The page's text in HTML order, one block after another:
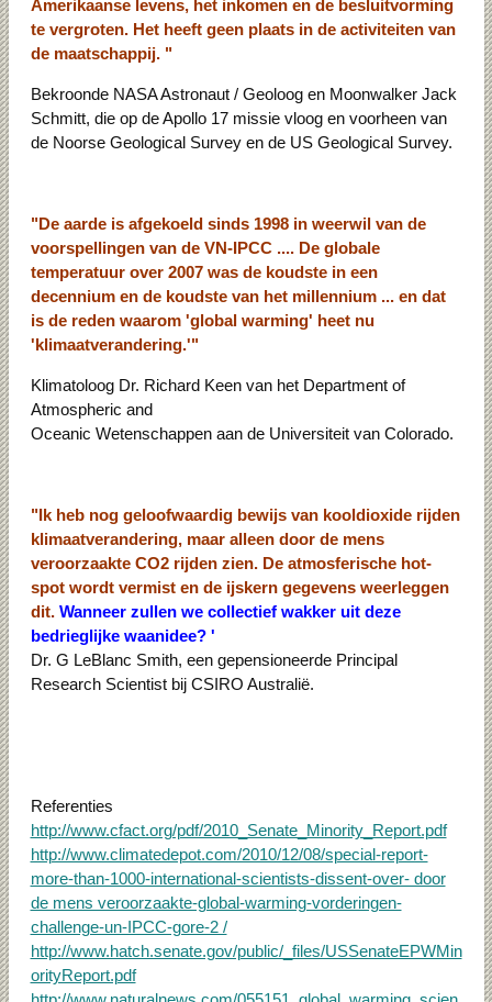
Amerikaanse levens, het inkomen en de besluitvorming
te vergroten. Het heeft geen plaats in de activiteiten van
de maatschappij. "
Bekroonde NASA Astronaut / Geoloog en Moonwalker Jack
Schmitt, die op de Apollo 17 missie vloog en voorheen van
de Noorse Geological Survey en de US Geological Survey.
"De aarde is afgekoeld sinds 1998 in weerwil van de
voorspellingen van de VN-IPCC .... De globale
temperatuur over 2007 was de koudste in een
decennium en de koudste van het millennium ... en dat
is de reden waarom 'global warming' heet nu
'klimaatverandering.'"
Klimatoloog Dr. Richard Keen van het Department of
Atmospheric and
Oceanic Wetenschappen aan de Universiteit van Colorado.
"Ik heb nog geloofwaardig bewijs van kooldioxide rijden
klimaatverandering, maar alleen door de mens
veroorzaakte CO2 rijden zien. De atmosferische hot-
spot wordt vermist en de ijskern gegevens weerleggen
dit. Wanneer zullen we collectief wakker uit deze
bedrieglijke waanidee? '
Dr. G LeBlanc Smith, een gepensioneerde Principal
Research Scientist bij CSIRO Australië.
Referenties
http://www.cfact.org/pdf/2010_Senate_Minority_Report.pdf
http://www.climatedepot.com/2010/12/08/special-report-
more-than-1000-international-scientists-dissent-over- door
de mens veroorzaakte-global-warming-vorderingen-
challenge-un-IPCC-gore-2 /
http://www.hatch.senate.gov/public/_files/USSenateEPWMin
orityReport.pdf